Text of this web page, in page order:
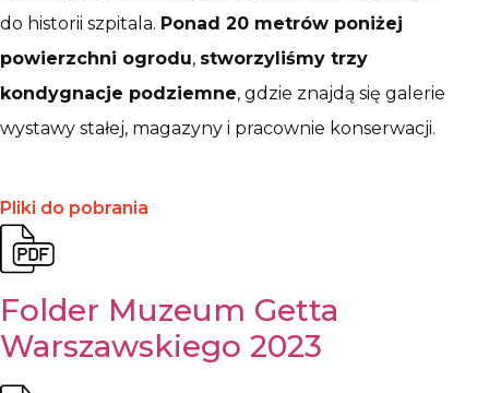
do historii szpitala. Ponad 20 metrów poniżej
powierzchni ogrodu, stworzyliśmy trzy
kondygnacje podziemne, gdzie znajdą się galerie
wystawy stałej, magazyny i pracownie konserwacji.
Pliki do pobrania
Folder Muzeum Getta
Warszawskiego 2023